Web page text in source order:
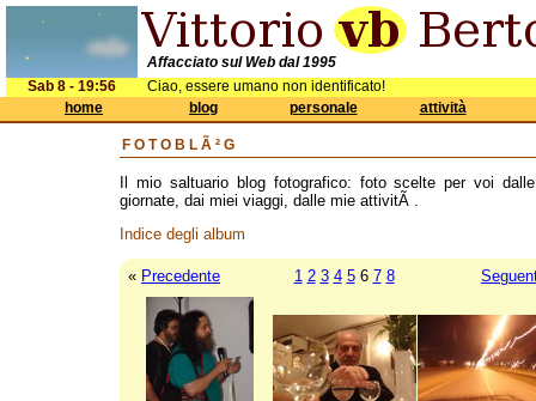
Affacciato sul Web dal 1995
Sab 8 - 19:56
Ciao, essere umano non identificato!
home
blog personale attività
FOTOBLÃ²G
Il mio saltuario blog fotografico: foto scelte per voi
giornate, dai miei viaggi, dalle mie attivitÃ .
Indice degli album
« Precedente 1 2 3 4 56 7 8